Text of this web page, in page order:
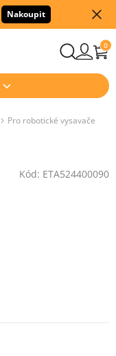
Nakoupit
0
Pro robotické vysavače
Kód: ETA524400090